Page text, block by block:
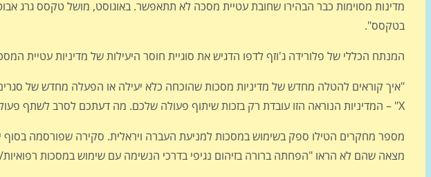
בטקסס".
המנתח הכללי של פלורידה ג'וזף לדפו הדגיש את סוגיית חוסר היעילות של מדיניות עטיית
"איך קוראים להטלה מחדש של מדיניות מסכות שהוכחה כלא יעילה או הפעלה מחדש של
X" – המדיניות הנוראה הזו עובדת רק בזכות שיתוף פעולה שלכם. מה דעתכם לסרב לשתף פעולה".
מצאה שהם לא הראו "הפחתה ברורה בזיהום נגיפי בדרכי הנשימה עם שימוש במסכות רפואיות/